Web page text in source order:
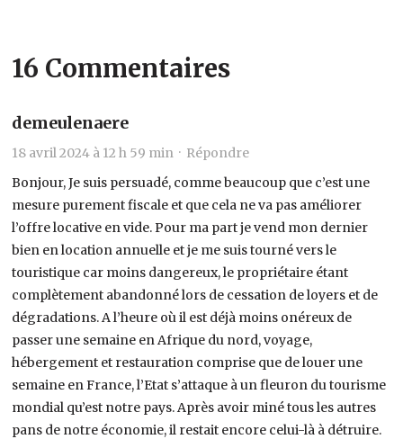
16 Commentaires
demeulenaere
18 avril 2024 à 12 h 59 min · Répondre
Bonjour, Je suis persuadé, comme beaucoup que c’est une
mesure purement fiscale et que cela ne va pas améliorer
l’offre locative en vide. Pour ma part je vend mon dernier
bien en location annuelle et je me suis tourné vers le
touristique car moins dangereux, le propriétaire étant
complètement abandonné lors de cessation de loyers et de
dégradations. A l’heure où il est déjà moins onéreux de
passer une semaine en Afrique du nord, voyage,
hébergement et restauration comprise que de louer une
semaine en France, l’Etat s’attaque à un fleuron du tourisme
mondial qu’est notre pays. Après avoir miné tous les autres
pans de notre économie, il restait encore celui-là à détruire.